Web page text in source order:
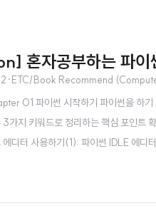
혼자공부하는 파이
·ETC/Book Recommend
01 파이썬 시작하기 파이썬을 하기
3가지 키워드로 정리하는 핵심 포인트
에디터 사용하기(1): 파이썬 IDLE 에디